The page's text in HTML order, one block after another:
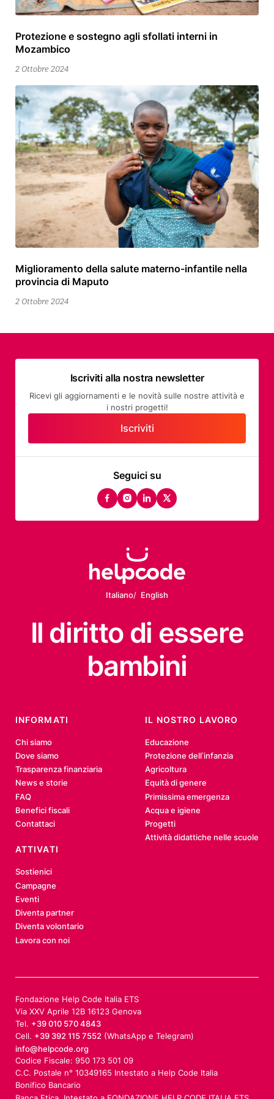
Protezione e sostegno agli sfollati interni in
Mozambico
2 Ottobre 2024
24
Ottobre
2024
Miglioramento della salute materno-infantile nella
provincia di Maputo
2 Ottobre 2024
24
Ottobre
2024
Seguici su
facebook
instagram
linkedin
twitter
Iscriviti alla nostra newsletter
Ricevi gli aggiornamenti e le novità sulle nostre attività e
i nostri progetti!
Iscriviti
Italiano English
Il diritto di essere
bambini
INFORMATI
Chi siamo
Dove siamo
Trasparenza finanziaria
News e storie
FAQ
Benefici fiscali
Contattaci
IL NOSTRO LAVORO
Educazione
Protezione dell’infanzia
Agricoltura
Equità di genere
Primissima emergenza
Acqua e igiene
Progetti
Attività didattiche nelle scuole
ATTIVATI
Sostienici
Campagne
Eventi
Diventa partner
Diventa volontario
Lavora con noi
Fondazione Help Code Italia ETS
Via XXV Aprile 12B 16123 Genova
Tel. +39 010 570 4843
Cell. +39 392 115 7552(WhatsApp e Telegram)
info@helpcode.org
Codice Fiscale: 950 173 501 09
C.C. Postale n° 10349165 Intestato a Help Code Italia
Bonifico Bancario